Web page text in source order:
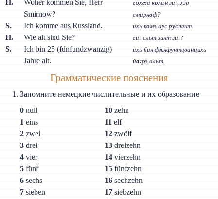
H.
Woher kommen Sie, Herr
Smirnow?
вохе:а комэн зи:, хэр
смирноф?
S. Ich komme aus Russland. ихь комэ аус руслант.
H. Wie alt sind Sie? ви: альт зинт зи:?
S.
Ich bin 25 (fünfundzwanzig)
Jahre alt.
ихь бин фюнфунтцванцихь
йа:рэ альт.
Грамматические пояснения
Запомните немецкие числительные и их образование:
0 null
1 eins
2 zwei
3 drei
4 vier
5 fünf
6 sechs
7 sieben
10 zehn
11 elf
12 zwölf
13 dreizehn
14 vierzehn
15 fünfzehn
16 sechzehn
17 siebzehn